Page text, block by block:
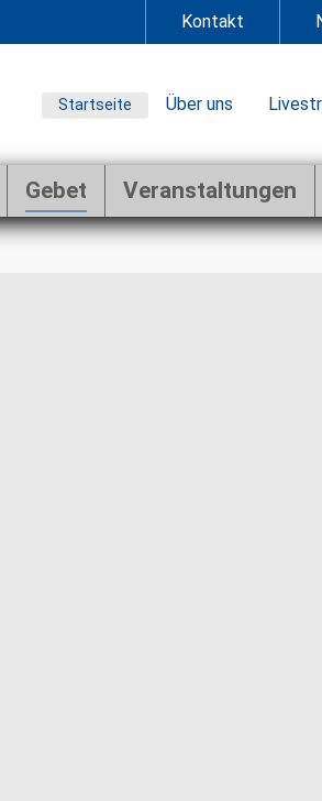
Kontakt
Startseite Über uns
Gebet Veranstaltungen